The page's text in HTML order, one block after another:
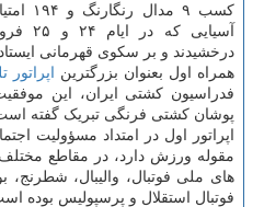
کسب ۹
آسیایی
درخشیدند و بر سکوی قهرمانی
همراه اول بعنوان بزرگترین اپراتور
فدراسیون کشتی ایران، این
پوشان کشتی فرنگی تبریک گفته
اپراتور اول در امتداد مسؤولیت
مقوله ورزش دارد، در مقاطع
های ملی فوتبال، والیبال،
فوتبال استقلال و پرسپولیس بوده